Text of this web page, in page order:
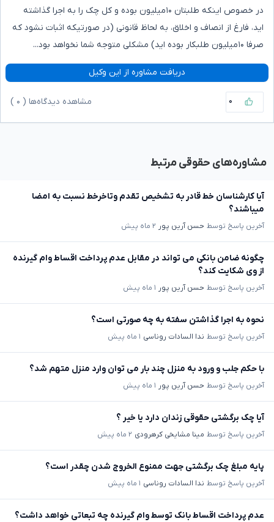
در خصوص اینکه طلبتان ۱۰میلیون بوده و کل چک را به اجرا گذاشته
اید، فارغ از انصاف و اخلاق، به لحاظ قانونی (در صورتیکه اثبات نشود که
صرفا ۱۰میلیون طلبکار بوده اید) مشکلی متوجه شما نخواهد بود...
دریافت مشاوره از این وکیل
۰ مشاهده دیدگاه‌ها ( ۰
مشاوره‌های حقوقی مرتبط
آیا کارشناسان خط قادر به تشخیص تقدم وتاخرخط نسبت به امضا
میباشند؟
آخرین پاسخ توسط حسن آرین پور ۲ ماه پیش
چگونه ضامن بانکی می تواند در مقابل عدم پرداخت اقساط وام گیرنده
از وی شکایت کند؟
آخرین پاسخ توسط حسن آرین پور ۱ ماه پیش
نحوه به اجرا گذاشتن سفته به چه صورتی است؟
آخرین پاسخ توسط ندا السادات روناسی ۱ ماه پیش
با حکم جلب و ورود به منزل چند بار می توان وارد منزل متهم شد؟
آخرین پاسخ توسط حسن آرین پور ۱ ماه پیش
آیا چک برگشتی حقوقی زندان دارد یا خیر ؟
آخرین پاسخ توسط مینا مشایخی کرهرودی ۲ ماه پیش
پایه مبلغ چک برگشتی جهت ممنوع الخروج شدن چقدر است؟
آخرین پاسخ توسط ندا السادات روناسی ۱ ماه پیش
عدم پرداخت اقساط بانک توسط وام گیرنده چه تبعاتی خواهد داشت؟